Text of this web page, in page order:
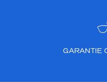
GARANTIE